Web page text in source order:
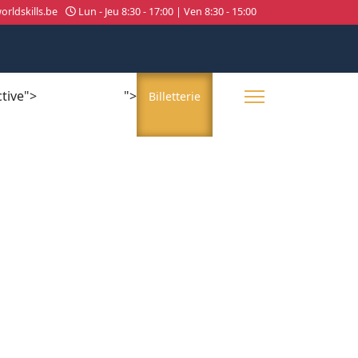
Lun - Jeu 8:30 - 17:00 | Ven 8:30 - 15:00
"> Billetterie